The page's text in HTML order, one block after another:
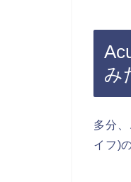
み
多分
イフ)